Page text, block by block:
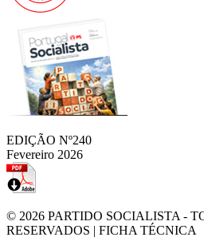
EDIÇÃO Nº240
Fevereiro 2026
© 2026 PARTIDO SOCIALISTA -
RESERVADOS | FICHA TÉCNICA